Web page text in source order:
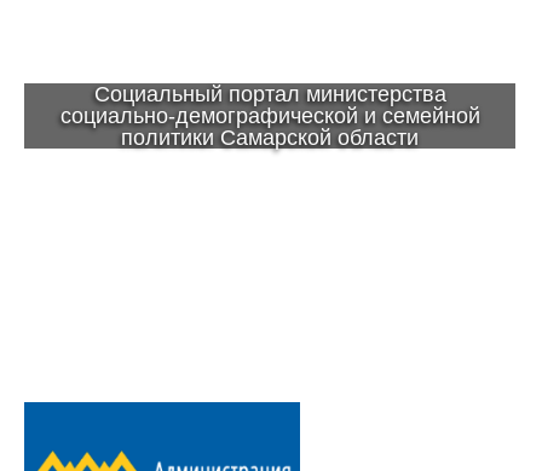
Социальный портал министерства
социально-демографической и семейной
политики Самарской области